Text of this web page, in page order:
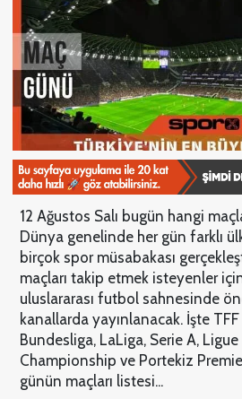
12 Ağustos Salı bugün hangi
Dünya genelinde her gün farklı
birçok spor müsabakası
maçları takip etmek isteyenler
uluslararası futbol sahnesinde
kanallarda yayınlanacak. İşte TFF
Bundesliga, LaLiga, Serie A, Ligue
Championship ve Portekiz
günün maçları listesi...